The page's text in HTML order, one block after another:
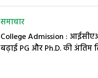
समाचार
College Admission :
बढ़ाई PG और Ph.D. की अंतिम